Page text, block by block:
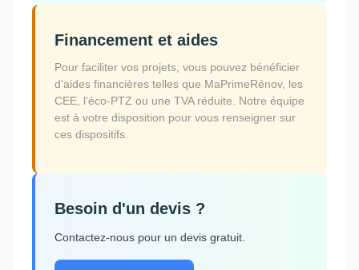
Financement et aides
Pour faciliter vos projets, vous pouvez bénéficier
d'aides financières telles que MaPrimeRénov, les
CEE, l'éco-PTZ ou une TVA réduite. Notre équipe
est à votre disposition pour vous renseigner sur
ces dispositifs.
Besoin d'un devis ?
Contactez-nous pour un devis gratuit.